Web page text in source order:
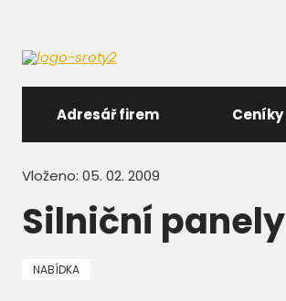
Adresář firem Ceníky
Vloženo: 05. 02. 2009
Silniční panely
NABÍDKA